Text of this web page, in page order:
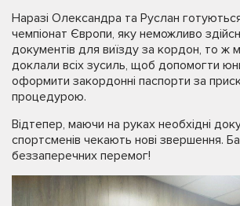
Наразі Олександра та Руслан
чемпіонат Європи, яку неможливо
документів для виїзду за кордон, то ж
доклали всіх зусиль, щоб допомогти
оформити закордонні паспорти за
процедурою.
Відтепер, маючи на руках необхідні
спортсменів чекають нові звершення.
беззаперечних перемог!